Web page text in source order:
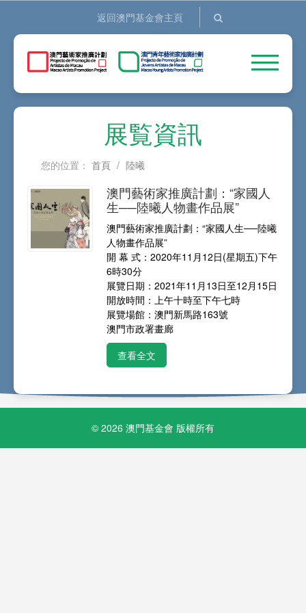
返回澳門基金會主頁
展覧資訊
您的位置： 首頁 / 陸曦
澳門藝術家推廣計劃：“家國人
生──陸曦人物畫作品展”
澳門藝術家推廣計劃：“家國人生──陸曦
人物畫作品展”
開 幕 式：2020年11月12日(星期五)下午
6時30分
展覽日期：2021年11月13日至12月15日
開放時間：上午十時至下午七時
展覽場館：澳門新馬路163號
澳門市政署畫廊
查看全文
© 2026 澳門基金會 版權所有